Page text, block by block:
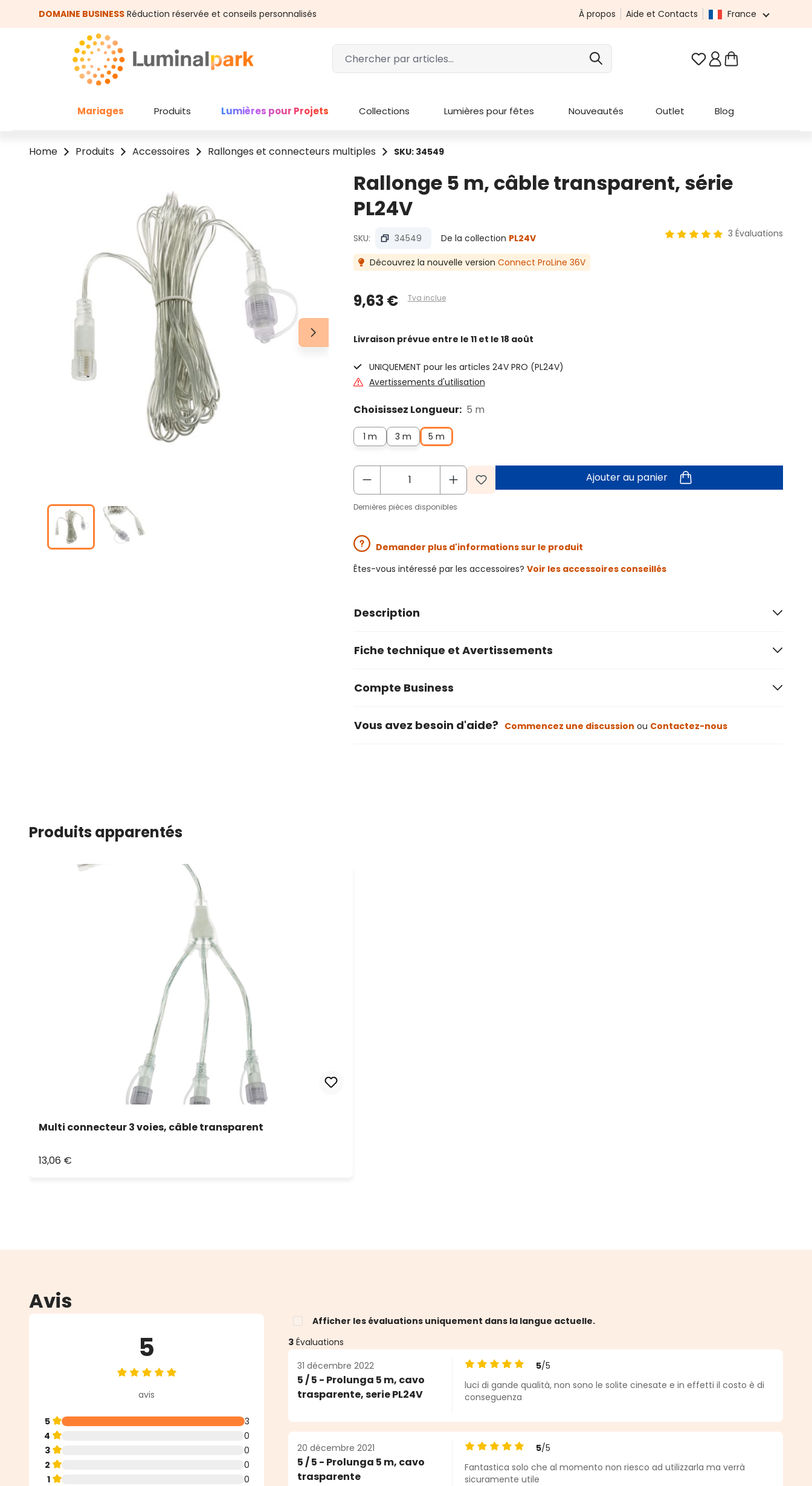
au contenu principal
Passer à la recherche
DOMAINE BUSINESS Réduction réservée et conseils personnalisés À propos Aide et Contacts France
Vous avez 0 articles
Mariages Produits Lumières pour Projets Collections Lumières pour fêtes Nouveautés Outlet Blog
Home Produits Accessoires Rallonges et connecteurs multiples SKU: 34549
Rallonge 5 m, câble transparent, série
PL24V
SKU: 34549 De la collection PL24V
Découvrez la nouvelle version Connect ProLine 36V
3 Évaluations
9,63 € Tva inclue
Livraison prévue entre le 11 et le 18 août
UNIQUEMENT pour les articles 24V PRO (PL24V)
Avertissements d'utilisation
Choisissez Longueur: 5 m
1 m 3 m 5 m
Ajouter au panier
Dernières pièces disponibles
Demander plus d'informations sur le produit
Êtes-vous intéressé par les accessoires? Voir les accessoires conseillés
Description
Fiche technique et Avertissements
Compte Business
Vous avez besoin d'aide? Commencez une discussion ou Contactez-nous
Produits apparentés
Multi connecteur 3 voies, câble transparent
13,06 €
Avis
5
Note moyenne de 5 sur 5 étoiles
avis
5
3
4
0
3
0
2
0
1
0
Afficher les évaluations uniquement dans la langue actuelle.
3 Évaluations
31 décembre 2022
5 / 5 - Prolunga 5 m, cavo
trasparente, serie PL24V
Note moyenne de 5 sur 5 étoiles
5/5
luci di gande qualità, non sono le solite cinesate e in effetti il costo è di
conseguenza
20 décembre 2021
5 / 5 - Prolunga 5 m, cavo
trasparente
Note moyenne de 5 sur 5 étoiles
5/5
Fantastica solo che al momento non riesco ad utilizzarla ma verrà
sicuramente utile